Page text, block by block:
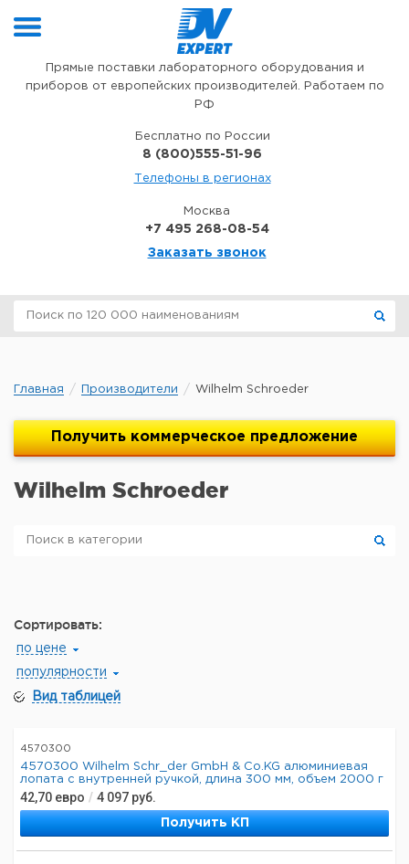
Прямые поставки лабораторного оборудования и
приборов от европейских производителей. Работаем по
РФ
Бесплатно по России
8 (800)555-51-96
Телефоны в регионах
Москва
+7 495 268-08-54
Заказать звонок
Главная Производители Wilhelm Schroeder
Получить коммерческое предложение
Wilhelm Schroeder
Сортировать:
по цене
популярности
Вид таблицей
4570300
4570300 Wilhelm Schr_der GmbH & Co.KG алюминиевая
лопата с внутренней ручкой, длина 300 мм, объем 2000 г
42,70 евро / 4 097 руб.
Получить КП